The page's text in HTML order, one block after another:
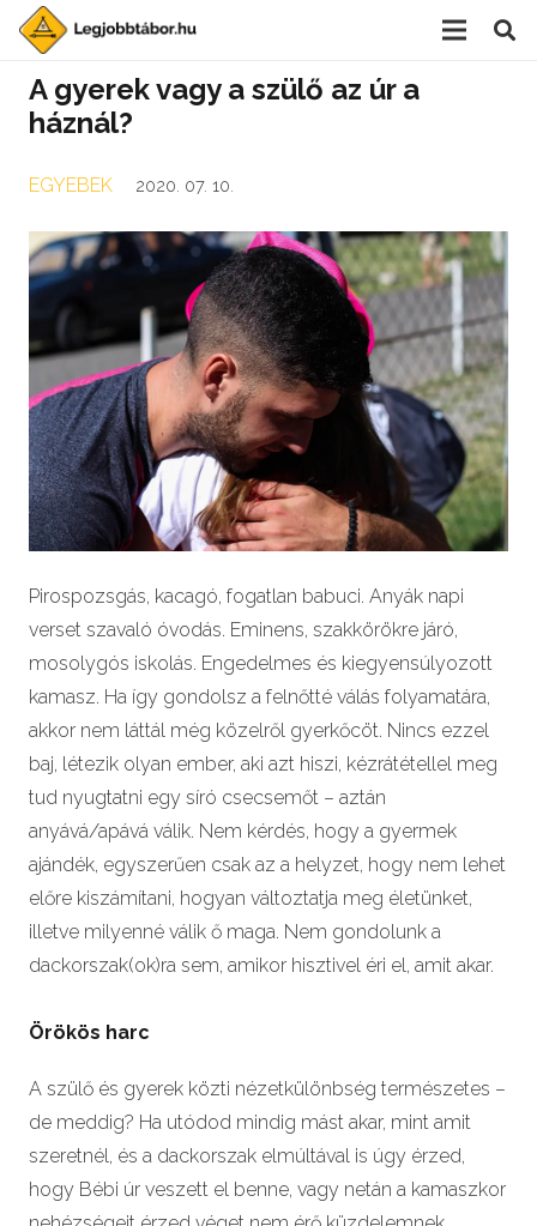
A gyerek vagy a szülő az úr a
háznál?
EGYEBEK 2020. 07. 10.
Pirospozsgás, kacagó, fogatlan babuci. Anyák napi
verset szavaló óvodás. Eminens, szakkörökre járó,
mosolygós iskolás. Engedelmes és kiegyensúlyozott
kamasz. Ha így gondolsz a felnőtté válás folyamatára,
akkor nem láttál még közelről gyerkőcöt. Nincs ezzel
baj, létezik olyan ember, aki azt hiszi, kézrátétellel meg
tud nyugtatni egy síró csecsemőt – aztán
anyává/apává válik. Nem kérdés, hogy a gyermek
ajándék, egyszerűen csak az a helyzet, hogy nem lehet
előre kiszámítani, hogyan változtatja meg életünket,
illetve milyenné válik ő maga. Nem gondolunk a
dackorszak(ok)ra sem, amikor hisztivel éri el, amit akar.
Örökös harc
A szülő és gyerek közti nézetkülönbség természetes –
de meddig? Ha utódod mindig mást akar, mint amit
szeretnél, és a dackorszak elmúltával is úgy érzed,
hogy Bébi úr veszett el benne, vagy netán a kamaszkor